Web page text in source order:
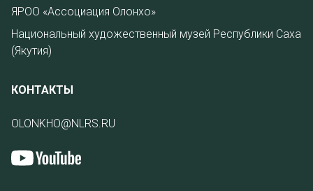
ЯРОО «Ассоциация Олонхо»
Национальный художественный музей Республики Саха
(Якутия)
КОНТАКТЫ
OLONKHO@NLRS.RU